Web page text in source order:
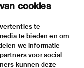
cookies
te
te bieden en om
we informatie
voor social
kunnen deze